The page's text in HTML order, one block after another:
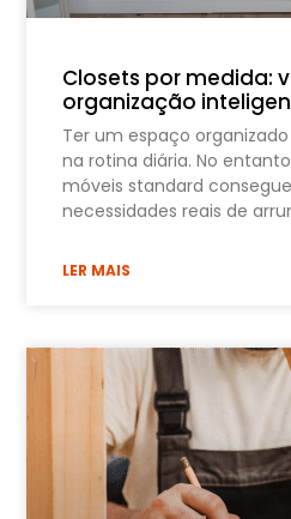
Closets por medida:
organização
Ter um espaço
na rotina diária. No
móveis standard
necessidades reais de
LER MAIS